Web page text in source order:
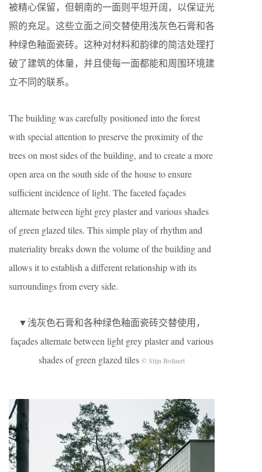
被精心保留，但朝南的一面则平坦开阔，以保证光
照的充足。这些立面之间交替使用浅灰色石膏和各
种绿色釉面瓷砖。这种对材料和韵律的简洁处理打
破了建筑的体量，并且使每一面都能和周围环境建
立不同的联系。
The building was carefully positioned into the forest
with special attention to preserve the proximity of the
trees on most sides of the building, and to create a more
open area on the south side of the house to ensure
sufficient incidence of light. The faceted façades
alternate between light grey plaster and various shades
of green glazed tiles. This simple play of rhythm and
materiality breaks down the volume of the building and
allows it to establish a different relationship with its
surroundings from every side.
▼浅灰色石膏和各种绿色釉面瓷砖交替使用，
façades alternate between light grey plaster and various
shades of green glazed tiles © Stijn Bollaert